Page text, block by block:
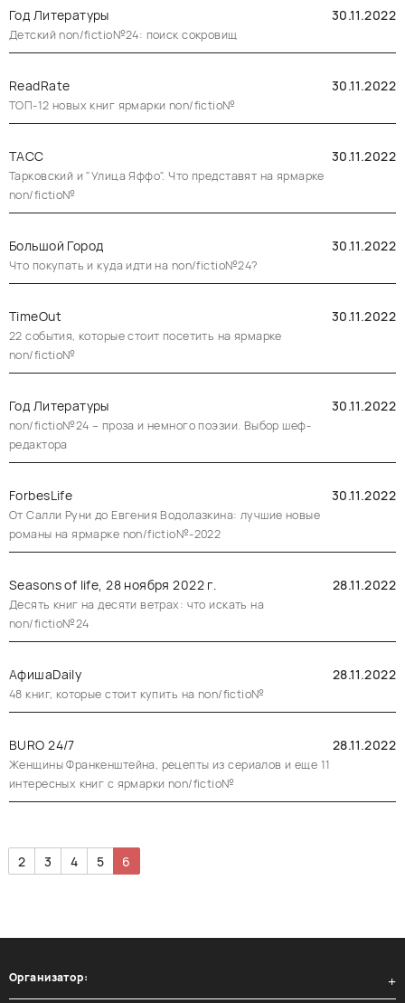
Год Литературы
Детский non/fictio№24: поиск сокровищ
30.11.2022
ReadRate
ТОП-12 новых книг ярмарки non/fictio№
30.11.2022
ТАСС
Тарковский и "Улица Яффо". Что представят на ярмарке
non/fictio№
30.11.2022
Большой Город
Что покупать и куда идти на non/fictio№24?
30.11.2022
TimeOut
22 события, которые стоит посетить на ярмарке
non/fictio№
30.11.2022
Год Литературы
non/fictio№24 – проза и немного поэзии. Выбор шеф-
редактора
30.11.2022
ForbesLife
От Салли Руни до Евгения Водолазкина: лучшие новые
романы на ярмарке non/fictio№-2022
30.11.2022
Seasons of life, 28 ноября 2022 г.
Десять книг на десяти ветрах: что искать на
non/fictio№24
28.11.2022
АфишаDaily
48 книг, которые стоит купить на non/fictio№
28.11.2022
BURO 24/7
Женщины Франкенштейна, рецепты из сериалов и еще 11
интересных книг с ярмарки non/fictio№
28.11.2022
2 3 4 5 6
Организатор: